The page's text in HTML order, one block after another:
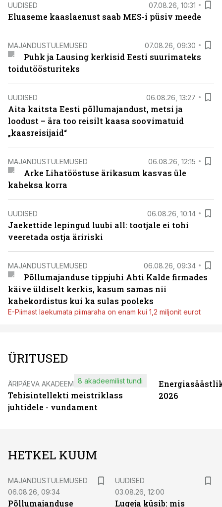
UUDISED 07.08.26, 10:31
Eluaseme kaaslaenust saab MES-i püsiv meede
MAJANDUSTULEMUSED 07.08.26, 09:30
Puhk ja Lausing kerkisid Eesti suurimateks
toidutöösturiteks
UUDISED 06.08.26, 13:27
Aita kaitsta Eesti põllumajandust, metsi ja
loodust – ära too reisilt kaasa soovimatuid
„kaasreisijaid“
MAJANDUSTULEMUSED 06.08.26, 12:15
Arke Lihatööstuse ärikasum kasvas üle
kaheksa korra
UUDISED 06.08.26, 10:14
Jaekettide lepingud luubi all: tootjale ei tohi
veeretada ostja äririski
MAJANDUSTULEMUSED 06.08.26, 09:34
Põllumajanduse tippjuhi Ahti Kalde firmades
käive üldiselt kerkis, kasum samas nii
kahekordistus kui ka sulas pooleks
E-Piimast laekumata piimaraha on enam kui 1,2 miljonit eurot
ÜRITUSED
ÄRIPÄEVA AKADEEMIA
Tehisintellekti meistriklass
juhtidele - vundament
8 akadeemilist tundi
2026
HETKEL KUUM
MAJANDUSTULEMUSED
06.08.26, 09:34
Põllumajanduse
UUDISED
03.08.26, 12:00
Lugeja küsib: mis